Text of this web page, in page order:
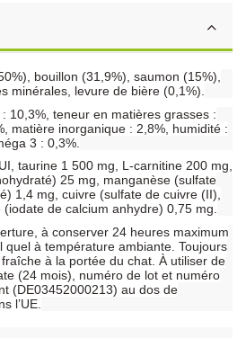
bouillon (31,9%), saumon (15%),
minérales, levure de bière (0,1%).
: 10,3%, teneur en matières grasses :
matière inorganique : 2,8%, humidité :
3 : 0,3%.
taurine 1 500 mg, L-carnitine 200 mg,
25 mg, manganèse (sulfate
1,4 mg, cuivre (sulfate de cuivre (II),
de calcium anhydre) 0,75 mg.
à conserver 24 heures maximum
quel à température ambiante. Toujours
à la portée du chat. À utiliser de
(24 mois), numéro de lot et numéro
(DE03452000213) au dos de
l’UE.